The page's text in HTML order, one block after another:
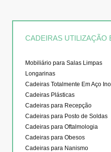
CADEIRAS UTILIZAÇÃO
Mobiliário para Salas Limpas
Longarinas
Cadeiras Totalmente Em Aço
Cadeiras Plásticas
Cadeiras para Recepção
Cadeiras para Posto de Soldas
Cadeiras para Oftalmologia
Cadeiras para Obesos
Cadeiras para Nanismo